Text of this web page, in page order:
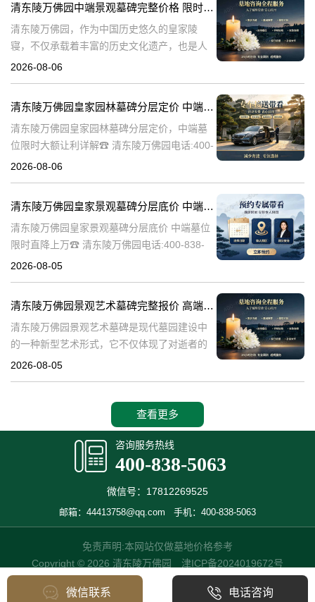
清东陵万佛园中端景观墓碑完整价格 限时减免多年管理费详解
清东陵万佛园，作为中国历史悠久的皇家陵
寝，不仅承载着丰富的历史文化遗产，也是人
们缅怀先人、寄托哀思的重要场所。近年来，
清
2026-08-06
清东陵万佛园皇家园林墓碑分层定价 中端墓位限时大额让利详解
清东陵万佛园皇家园林墓碑分层定价，中端墓
位限时大额让利详解☎ 清东陵万佛园电话:400-
838-5063清东陵万佛园，作为中国历史上著名
2026-08-06
清东陵万佛园皇家景观墓碑分层底价 中端墓位限时直降上万
清东陵万佛园皇家景观墓碑分层底价 中端墓位
限时直降上万☎ 清东陵万佛园电话:400-838-
5063清东陵万佛园，作为中国历史上著名的皇
2026-08-05
清东陵万佛园景观艺术墓碑完整报价 高端墓型大额直降活动详解
清东陵万佛园景观艺术墓碑是现代墓园建设中
的一种新型艺术形式，它不仅体现了对逝者的
尊重和缅怀，更是一种文化艺术的传承。本文
2026-08-05
查看更多
咨询服务热线
400-838-5063
微信号：17812269525
邮箱：44413758@qq.com 手机：400-838-5063
免责声明:本网站仅做墓地价格参考
Copyright © 2026 清东陵万佛园 津ICP备2024019672号
微信联系 电话咨询